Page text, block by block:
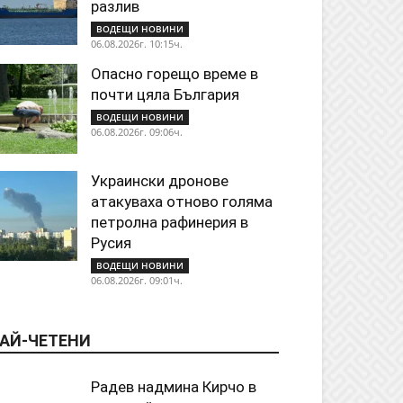
разлив
ВОДЕЩИ НОВИНИ
06.08.2026г. 10:15ч.
Опасно горещо време в
почти цяла България
ВОДЕЩИ НОВИНИ
06.08.2026г. 09:06ч.
Украински дронове
атакуваха отново голяма
петролна рафинерия в
Русия
ВОДЕЩИ НОВИНИ
06.08.2026г. 09:01ч.
ЧЕТЕНИ
Радев надмина Кирчо в